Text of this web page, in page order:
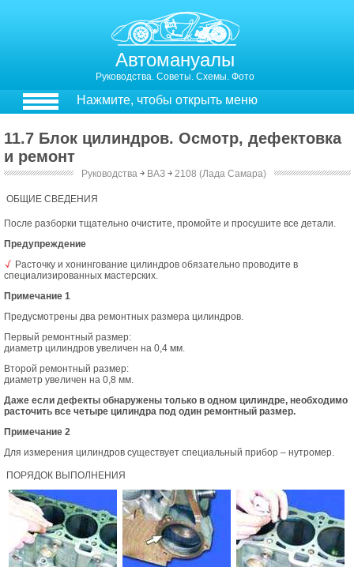
Автомануалы
Руководства. Советы. Схемы. Фото
Нажмите, чтобы открыть меню
11.7 Блок цилиндров. Осмотр, дефектовка
и ремонт
Руководства ￫ ВАЗ ￫ 2108 (Лада Самара)
ОБЩИЕ СВЕДЕНИЯ
После разборки тщательно очистите, промойте и просушите все детали.
Предупреждение
Расточку и хонингование цилиндров обязательно проводите в
специализированных мастерских.
Примечание 1
Предусмотрены два ремонтных размера цилиндров.
Первый ремонтный размер:
диаметр цилиндров увеличен на 0,4 мм.
Второй ремонтный размер:
диаметр увеличен на 0,8 мм.
Даже если дефекты обнаружены только в одном цилиндре, необходимо
расточить все четыре цилиндра под один ремонтный размер.
Примечание 2
Для измерения цилиндров существует специальный прибор – нутромер.
ПОРЯДОК ВЫПОЛНЕНИЯ